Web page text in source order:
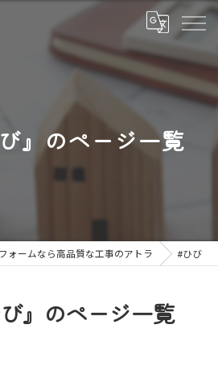
』のページ一覧
ォームなら高品質な工事のアトラ #ひび
』のページ一覧